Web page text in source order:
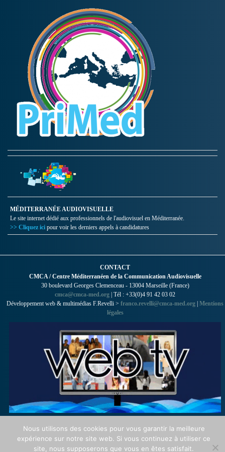
MÉDITERRANÉE AUDIOVISUELLE
Le site internet dédié aux professionnels de l'audiovisuel en Méditerranée.
>> Cliquez ici pour voir les derniers appels à candidatures
CONTACT
CMCA / Centre Méditerranéen de la Communication Audiovisuelle
30 boulevard Georges Clemenceau - 13004 Marseille (France)
cmca@cmca-med.org | Tél : +33(0)4 91 42 03 02
Développement web & multimédias F.Revelli > franco.revelli@cmca-med.org | Mentions
légales
Nous utilisons des cookies pour vous garantir la meilleure
expérience sur notre site web. Si vous continuez à utiliser ce
site, nous supposerons que vous en êtes satisfait.